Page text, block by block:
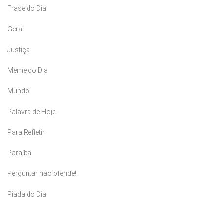
Frase do Dia
Geral
Justiça
Meme do Dia
Mundo
Palavra de Hoje
Para Refletir
Paraíba
Perguntar não ofende!
Piada do Dia